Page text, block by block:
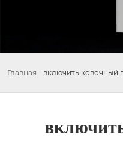
Главная - включить ковочный